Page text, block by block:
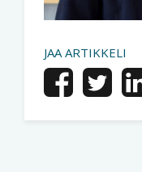
JAA ARTIKKELI